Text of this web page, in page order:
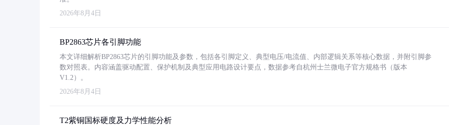
2026年8月4日
BP2863芯片各引脚功能
本文详细解析BP2863芯片的引脚功能及参数，包括各引脚定义、典型电压/电流值、内部逻辑关系等核心数据，并附引脚参
数对照表。内容涵盖驱动配置、保护机制及典型应用电路设计要点，数据参考自杭州士兰微电子官方规格书（版本
V1.2）。
2026年8月4日
T2紫铜国标硬度及力学性能分析